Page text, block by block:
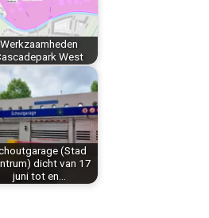
Werkzaamheden
West
(Stad
dicht van 17
juni tot en…